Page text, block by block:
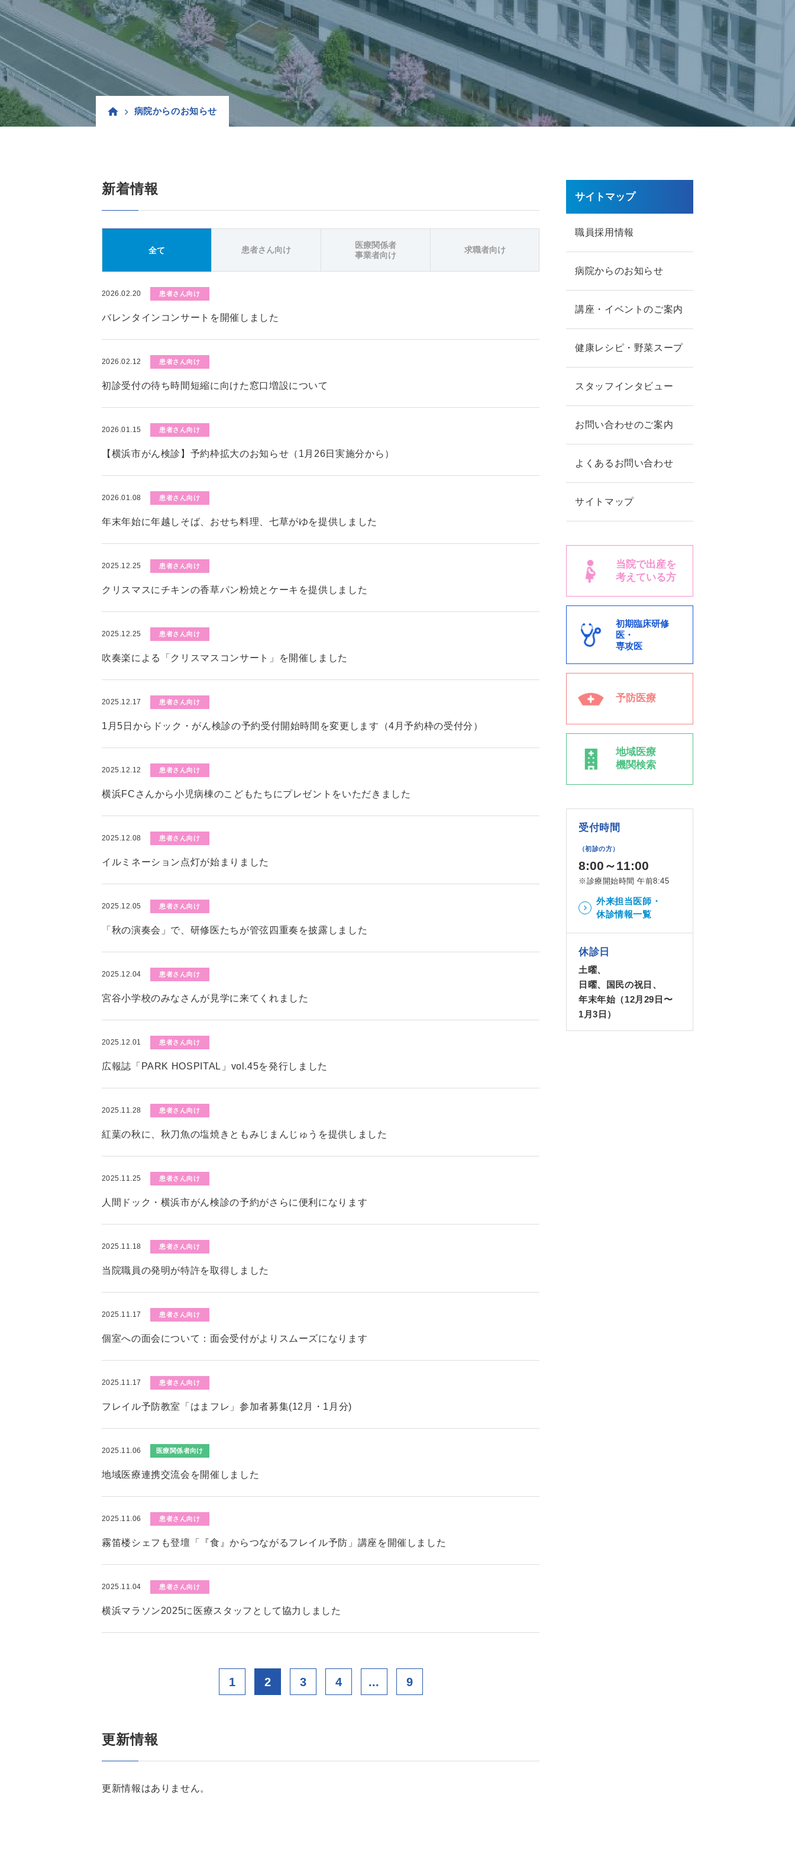
病院からのお知らせ
新着情報
全て 患者さん向け
医療関係者
事業者向け
求職者向け
2026.02.20 患者さん向け
バレンタインコンサートを開催しました
2026.02.12 患者さん向け
初診受付の待ち時間短縮に向けた窓口増設について
2026.01.15 患者さん向け
【横浜市がん検診】予約枠拡大のお知らせ（1月26日実施分から）
2026.01.08 患者さん向け
年末年始に年越しそば、おせち料理、七草がゆを提供しました
2025.12.25 患者さん向け
クリスマスにチキンの香草パン粉焼とケーキを提供しました
2025.12.25 患者さん向け
吹奏楽による「クリスマスコンサート」を開催しました
2025.12.17 患者さん向け
1月5日からドック・がん検診の予約受付開始時間を変更します（4月予約枠の受付分）
2025.12.12 患者さん向け
横浜FCさんから小児病棟のこどもたちにプレゼントをいただきました
2025.12.08 患者さん向け
イルミネーション点灯が始まりました
2025.12.05 患者さん向け
「秋の演奏会」で、研修医たちが管弦四重奏を披露しました
2025.12.04 患者さん向け
宮谷小学校のみなさんが見学に来てくれました
2025.12.01 患者さん向け
広報誌「PARK HOSPITAL」vol.45を発行しました
2025.11.28 患者さん向け
紅葉の秋に、秋刀魚の塩焼きともみじまんじゅうを提供しました
2025.11.25 患者さん向け
人間ドック・横浜市がん検診の予約がさらに便利になります
2025.11.18 患者さん向け
当院職員の発明が特許を取得しました
2025.11.17 患者さん向け
個室への面会について：面会受付がよりスムーズになります
2025.11.17 患者さん向け
フレイル予防教室「はまフレ」参加者募集(12月・1月分)
2025.11.06 医療関係者向け
地域医療連携交流会を開催しました
2025.11.06 患者さん向け
霧笛楼シェフも登壇「『食』からつながるフレイル予防」講座を開催しました
2025.11.04 患者さん向け
横浜マラソン2025に医療スタッフとして協力しました
1 2 3 4 ... 9
更新情報
更新情報はありません。
サイトマップ
職員採用情報
病院からのお知らせ
講座・イベントのご案内
健康レシピ・野菜スープ
スタッフインタビュー
お問い合わせのご案内
よくあるお問い合わせ
サイトマップ
当院で出産を
考えている方
初期臨床研修
医・
専攻医
予防医療
地域医療
機関検索
受付時間
（初診の方）
8:00～11:00
※診療開始時間 午前8:45
外来担当医師・
休診情報一覧
休診日
土曜、
日曜、国民の祝日、
年末年始（12月29日〜
1月3日）